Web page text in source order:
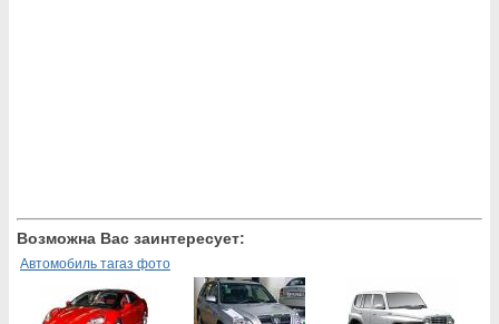
Возможна Вас заинтересует:
Автомобиль тагаз фото